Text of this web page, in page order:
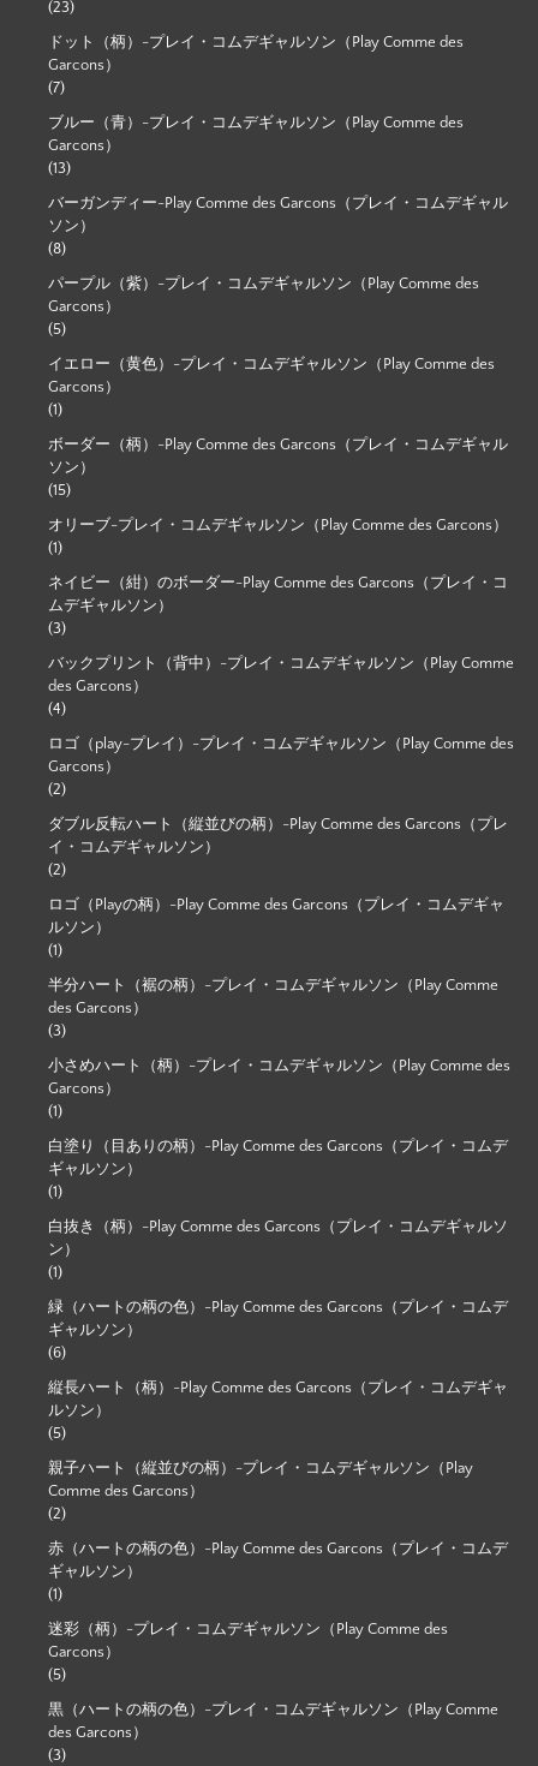
(23)
ドット（柄）-プレイ・コムデギャルソン（Play Comme des
Garcons）
(7)
ブルー（青）-プレイ・コムデギャルソン（Play Comme des
Garcons）
(13)
バーガンディー-Play Comme des Garcons（プレイ・コムデギャル
ソン）
(8)
パープル（紫）-プレイ・コムデギャルソン（Play Comme des
Garcons）
(5)
イエロー（黄色）-プレイ・コムデギャルソン（Play Comme des
Garcons）
(1)
ボーダー（柄）-Play Comme des Garcons（プレイ・コムデギャル
ソン）
(15)
オリーブ-プレイ・コムデギャルソン（Play Comme des Garcons）
(1)
ネイビー（紺）のボーダー-Play Comme des Garcons（プレイ・コ
ムデギャルソン）
(3)
バックプリント（背中）-プレイ・コムデギャルソン（Play Comme
des Garcons）
(4)
ロゴ（play-プレイ）-プレイ・コムデギャルソン（Play Comme des
Garcons）
(2)
ダブル反転ハート（縦並びの柄）-Play Comme des Garcons（プレ
イ・コムデギャルソン）
(2)
ロゴ（Playの柄）-Play Comme des Garcons（プレイ・コムデギャ
ルソン）
(1)
半分ハート（裾の柄）-プレイ・コムデギャルソン（Play Comme
des Garcons）
(3)
小さめハート（柄）-プレイ・コムデギャルソン（Play Comme des
Garcons）
(1)
白塗り（目ありの柄）-Play Comme des Garcons（プレイ・コムデ
ギャルソン）
(1)
白抜き（柄）-Play Comme des Garcons（プレイ・コムデギャルソ
ン）
(1)
緑（ハートの柄の色）-Play Comme des Garcons（プレイ・コムデ
ギャルソン）
(6)
縦長ハート（柄）-Play Comme des Garcons（プレイ・コムデギャ
ルソン）
(5)
親子ハート（縦並びの柄）-プレイ・コムデギャルソン（Play
Comme des Garcons）
(2)
赤（ハートの柄の色）-Play Comme des Garcons（プレイ・コムデ
ギャルソン）
(1)
迷彩（柄）-プレイ・コムデギャルソン（Play Comme des
Garcons）
(5)
黒（ハートの柄の色）-プレイ・コムデギャルソン（Play Comme
des Garcons）
(3)